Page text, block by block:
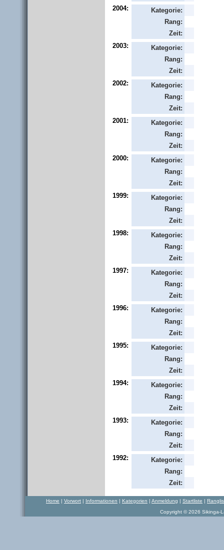
2004:
Kategorie:
Rang:
Zeit:
2003:
Kategorie:
Rang:
Zeit:
2002:
Kategorie:
Rang:
Zeit:
2001:
Kategorie:
Rang:
Zeit:
2000:
Kategorie:
Rang:
Zeit:
1999:
Kategorie:
Rang:
Zeit:
1998:
Kategorie:
Rang:
Zeit:
1997:
Kategorie:
Rang:
Zeit:
1996:
Kategorie:
Rang:
Zeit:
1995:
Kategorie:
Rang:
Zeit:
1994:
Kategorie:
Rang:
Zeit:
1993:
Kategorie:
Rang:
Zeit:
1992:
Kategorie:
Rang:
Zeit:
Home | Vorwort | Informationen | Kategorien | Anmeldung | Startliste |
Copyright © 2026 Sikinga-